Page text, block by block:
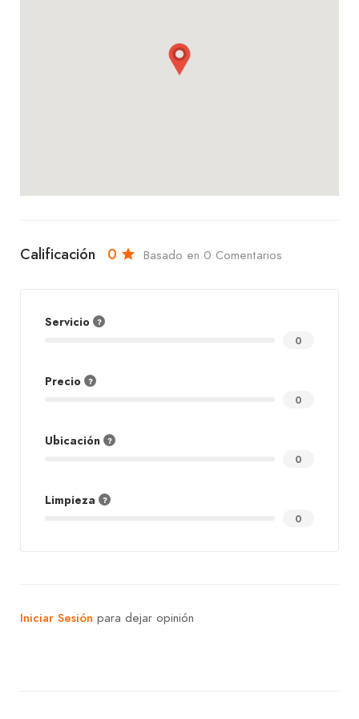
Calificación 0 Basado en 0 Comentarios
Servicio
0
Precio
0
Ubicación
0
Limpieza
0
Iniciar Sesión para dejar opinión